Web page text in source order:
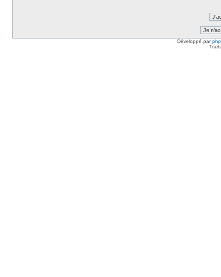
Développé par